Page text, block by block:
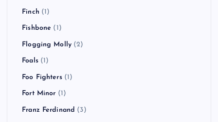
Finch (1)
Fishbone (1)
Flogging Molly (2)
Foals(1)
Foo Fighters(1)
Fort Minor (1)
Franz Ferdinand (3)